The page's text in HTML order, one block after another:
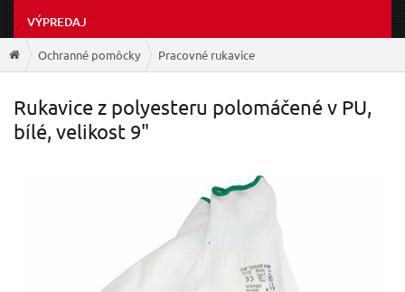
VÝPREDAJ
Ochranné pomôcky Pracovné rukavice
Rukavice z polyesteru polomáčené v PU,
bílé, velikost 9"